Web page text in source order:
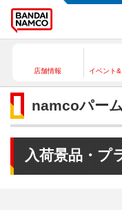
店舗情報 イベント
namcoパー
入荷景品・プ